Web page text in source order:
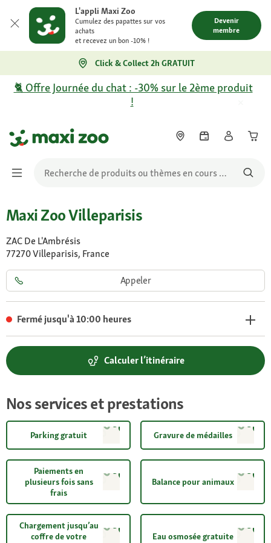
L'appli Maxi Zoo
Cumulez des papattes sur vos
achats
et recevez un bon -10% !
Devenir
membre
Click & Collect 2h GRATUIT
🐈 Offre Journée du chat : -30% sur le 2ème produit
!
Maxi Zoo Villeparisis
ZAC De L'Ambrésis
77270 Villeparisis, France
Appeler
Fermé jusqu'à 10:00 heures
Calculer l’itinéraire
Nos services et prestations
Parking gratuit Gravure de médailles
Paiements en
plusieurs fois sans
frais
Balance pour animaux
Chargement jusqu’au
coffre de votre
Eau osmosée gratuite